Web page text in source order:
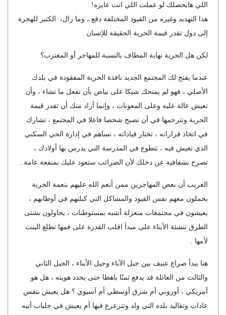
اللي هايحصلك لو عملت اللي انت عايزه!
هذا التهديد وغيره من القيود المختلفة دفع ، وما زال، الكثير للهجرة
إلى دول تقدر قيمة الحرية الحقيقة للإنسان .
لكن هل الحرية نهاية المطاف بالنسبة للمهاجر أو المغترب؟
عندما يفتح لك المجتمع الجديد نافذة الحرية المفقودة في بلدك
الأصلي ، فهو لم يمنحك شيكا على بياض بأن تفعل ما تشاء ، وأن
تعيش عالة عليه وعلى المعونات ، وإنما أراد منك أن تقدر قيمة
الحرية وتترجمها في أن تصبح شخصا فاعلا في المجتمع ، تشارك
في اتخاذ قراراته ، تختار قياداته ، تساهم في إدارة الحي السكني
الذي تعيش فيه ، تتطوع في المدرسة التي يدرس بها أولادك ،
تصرح بشفافية عن دخلك لأن الضرائب ستعود عليك بمنفعة عامة..
الغريب أن بعض المهاجرين ممن أنعم الله عليهم بنعمة الحرية
يحملون معهم نفس القيود والمشاكل التي كبلتهم في أوطانهم ،
يعيشون في مجتمعات منعزلة أشبه بمستوطنات ، يحاولون بشتى
الطرق تنشئة الأبناء على مبدأ اقلب القدرة على فمها تطلع البنت
لأمها .
هنا يبدأ صراع عنيف بين جيل الآباء وجيل الأبناء ، الجيل الثاني
والثالث من العائلة قد يدفع ثمنًا باهظا حتى يحدد هويته ، هل هو
أمريكي ، أوروبي أم شرق أوسطي أم آسيوي ؟ هل يعيش بنفس
عادات وتقاليد بلده التي ولد وتترعرع فيها أم يعيش في جلباب أبيه